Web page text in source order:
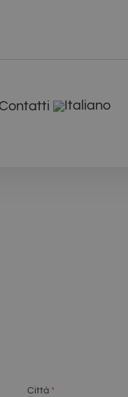
Contatti
Città *